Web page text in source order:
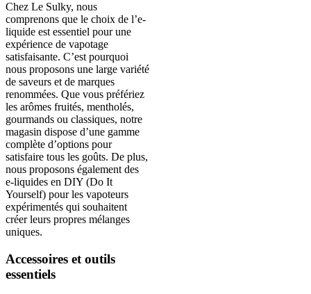
Chez Le Sulky, nous
comprenons que le choix de l’e-
liquide est essentiel pour une
expérience de vapotage
satisfaisante. C’est pourquoi
nous proposons une large variété
de saveurs et de marques
renommées. Que vous préfériez
les arômes fruités, mentholés,
gourmands ou classiques, notre
magasin dispose d’une gamme
complète d’options pour
satisfaire tous les goûts. De plus,
nous proposons également des
e-liquides en DIY (Do It
Yourself) pour les vapoteurs
expérimentés qui souhaitent
créer leurs propres mélanges
uniques.
Accessoires et outils
essentiels